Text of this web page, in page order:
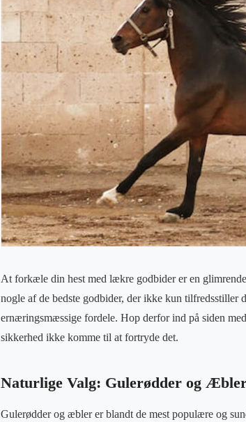
At forkæle din hest med lækre godbider er en
nogle af de bedste godbider, der ikke kun tilfredsstiller
ernæringsmæssige fordele. Hop derfor ind på siden
sikkerhed ikke komme til at fortryde det.
Naturlige Valg: Gulerødder og
Gulerødder og æbler er blandt de mest populære og